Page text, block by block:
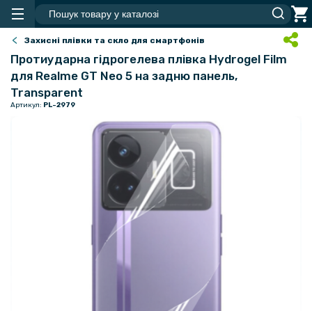
Захисні плівки та скло для смартфонів
Протиударна гідрогелева плівка Hydrogel Film
для Realme GT Neo 5 на задню панель,
Transparent
Артикул: PL-2979